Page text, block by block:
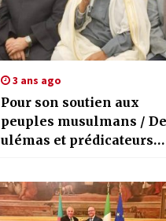
3 ans ago
Pour son soutien aux
peuples musulmans /
ulémas et prédicateurs
l’Algérie